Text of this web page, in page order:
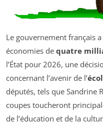
Le gouvernement français
économies de quatre
l’État pour 2026, une
concernant l’avenir de l’
députés, tels que Sandrine
coupes toucheront
de l’éducation et de la